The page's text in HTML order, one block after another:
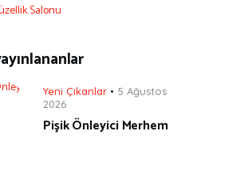
Salonu
Yeni Çıkanlar
5 Ağustos
2026
Pişik Önleyici Merhem